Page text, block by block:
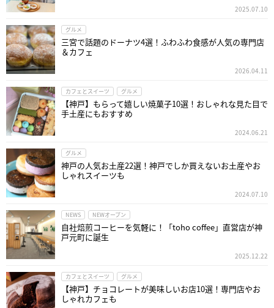
2025.07.10
グルメ
三宮で話題のドーナツ4選！ふわふわ食感が人気の専門店
＆カフェ
2026.04.11
カフェとスイーツ グルメ
【神戸】もらって嬉しい焼菓子10選！おしゃれな見た目で
手土産にもおすすめ
2024.06.21
グルメ
神戸の人気お土産22選！神戸でしか買えないお土産やお
しゃれスイーツも
2024.07.10
NEWS NEWオープン
自社焙煎コーヒーを気軽に！「toho coffee」直営店が神
戸元町に誕生
2025.12.22
カフェとスイーツ グルメ
【神戸】チョコレートが美味しいお店10選！専門店やお
しゃれカフェも